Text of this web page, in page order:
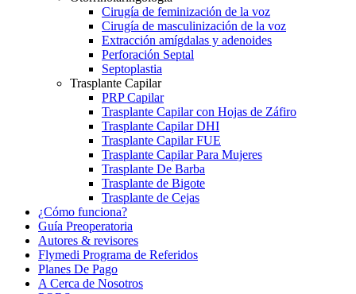
Cirugía de feminización de la voz
Cirugía de masculinización de la voz
Extracción amígdalas y adenoides
Perforación Septal
Septoplastia
Trasplante Capilar
PRP Capilar
Trasplante Capilar con Hojas de Záfiro
Trasplante Capilar DHI
Trasplante Capilar FUE
Trasplante Capilar Para Mujeres
Trasplante De Barba
Trasplante de Bigote
Trasplante de Cejas
¿Cómo funciona?
Guía Preoperatoria
Autores & revisores
Flymedi Programa de Referidos
Planes De Pago
A Cerca de Nosotros